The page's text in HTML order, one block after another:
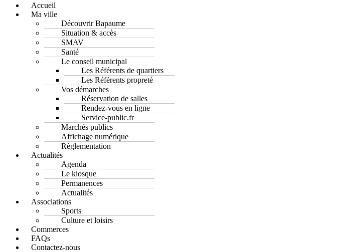
Accueil
Ma ville
Découvrir Bapaume
Situation & accès
SMAV
Santé
Le conseil municipal
Les Référents de quartiers
Les Référents propreté
Vos démarches
Réservation de salles
Rendez-vous en ligne
Service-public.fr
Marchés publics
Affichage numérique
Règlementation
Actualités
Agenda
Le kiosque
Permanences
Actualités
Associations
Sports
Culture et loisirs
Commerces
FAQs
Contactez-nous